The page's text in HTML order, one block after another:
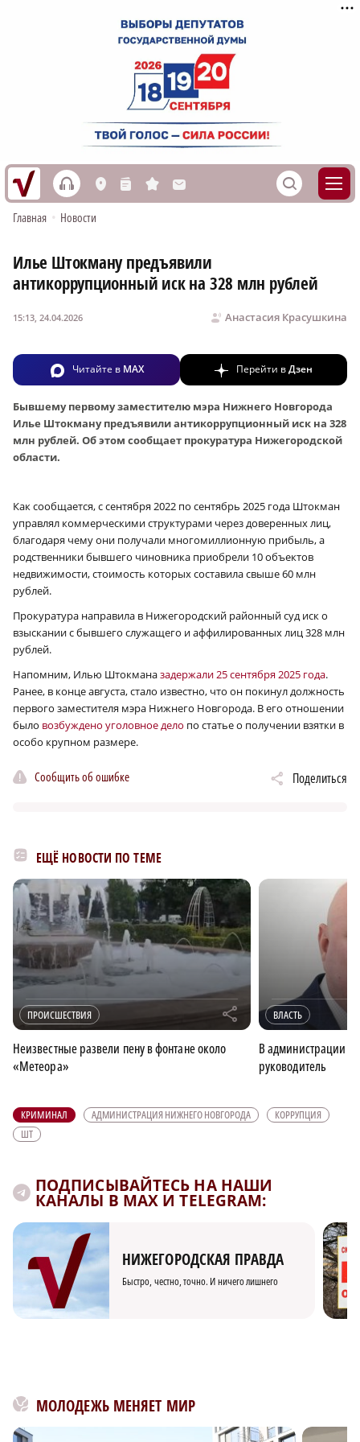
h L n s M S
Главная • Новости
Илье Штокману предъявили
антикоррупционный иск на 328 млн рублей
Анастасия Красушкина
15:13, 24.04.2026
Читайте в MAX Перейти вДзен
Бывшему первому заместителю мэра Нижнего Новгорода
Илье Штокману предъявили антикоррупционный иск на 328
млн рублей. Об этом сообщает прокуратура Нижегородской
области.
Как сообщается, с сентября 2022 по сентябрь 2025 года Штокман
управлял коммерческими структурами через доверенных лиц,
благодаря чему они получали многомиллионную прибыль, а
родственники бывшего чиновника приобрели 10 объектов
недвижимости, стоимость которых составила свыше 60 млн
рублей.
Прокуратура направила в Нижегородский районный суд иск о
взыскании с бывшего служащего и аффилированных лиц 328 млн
рублей.
Напомним, Илью Штокманазадержали 25 сентября 2025 года.
Ранее, в конце августа, стало известно, что он покинул должность
первого заместителя мэра Нижнего Новгорода. В его отношении
было возбуждено уголовное дело по статье о получении взятки в
особо крупном размере.
Сообщить об ошибке Поделиться
ЕЩЁ НОВОСТИ ПО ТЕМЕ
ПРОИСШЕСТВИЯ r
Неизвестные развели пену в фонтане около
«Метеора»
ВЛАСТЬ
В администрации
руководитель
КРИМИНАЛ АДМИНИСТРАЦИЯ НИЖНЕГО НОВГОРОДА
КОРРУПЦИЯ
ШТ
ПОДПИСЫВАЙТЕСЬ НА НАШИ
КАНАЛЫ В MAX И TELEGRAM:
НИЖЕГОРОДСКАЯ ПРАВДА
Быстро, честно, точно. И ничего лишнего
МОЛОДЕЖЬ МЕНЯЕТ МИР